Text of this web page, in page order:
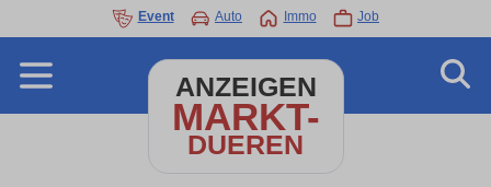
Event Auto Immo Job
ANZEIGEN
MARKT-
DUEREN